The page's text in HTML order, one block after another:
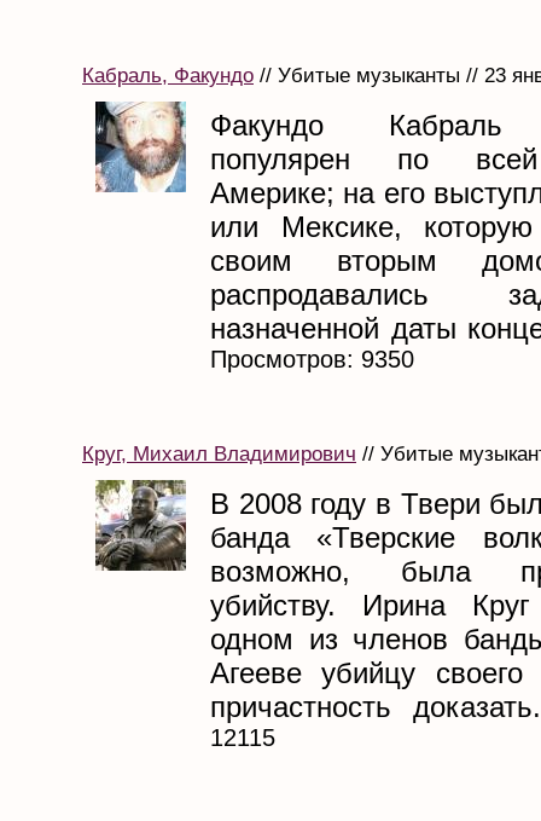
Кабраль, Факундо // Убитые музыканты // 23
Факундо Кабраль
популярен по
Америке; на его
или Мексике,
своим вторым
распродавались
назначенной даты
Просмотров: 9350
Круг, Михаил Владимирович // Убитые
В 2008 году в Твери
банда «Тверские
возможно, была
убийству. Ирина
одном из членов
Агееве убийцу
причастность
12115